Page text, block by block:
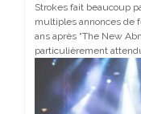
Strokes fait beaucoup
multiples annonces de
ans après “The New
particulièrement